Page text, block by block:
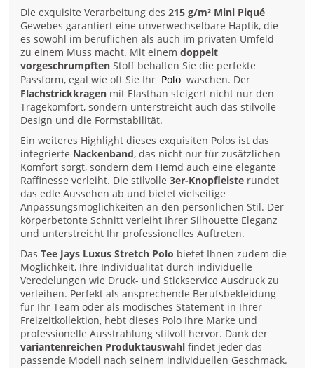
Die exquisite Verarbeitung des215 g/m² Mini Piqué
Gewebes garantiert eine unverwechselbare Haptik, die
es sowohl im beruflichen als auch im privaten Umfeld
zu einem Muss macht. Mit einemdoppelt
vorgeschrumpften Stoff behalten Sie die perfekte
Passform, egal wie oft Sie Ihr Polo waschen. Der
Flachstrickkragen mit Elasthan steigert nicht nur den
Tragekomfort, sondern unterstreicht auch das stilvolle
Design und die Formstabilität.
Ein weiteres Highlight dieses exquisiten Polos ist das
integrierte Nackenband, das nicht nur für zusätzlichen
Komfort sorgt, sondern dem Hemd auch eine elegante
Raffinesse verleiht. Die stilvolle3er-Knopfleiste rundet
das edle Aussehen ab und bietet vielseitige
Anpassungsmöglichkeiten an den persönlichen Stil. Der
körperbetonte Schnitt verleiht Ihrer Silhouette Eleganz
und unterstreicht Ihr professionelles Auftreten.
DasTee Jays Luxus Stretch Polo bietet Ihnen zudem die
Möglichkeit, Ihre Individualität durch individuelle
Veredelungen wie Druck- und Stickservice Ausdruck zu
verleihen. Perfekt als ansprechende Berufsbekleidung
für Ihr Team oder als modisches Statement in Ihrer
Freizeitkollektion, hebt dieses Polo Ihre Marke und
professionelle Ausstrahlung stilvoll hervor. Dank der
variantenreichen Produktauswahl findet jeder das
passende Modell nach seinem individuellen Geschmack.